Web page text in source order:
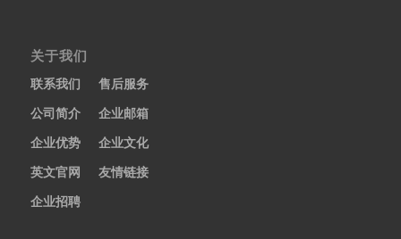
关于我们
联系我们
售后服务
公司简介
企业邮箱
企业优势
企业文化
英文官网
友情链接
企业招聘